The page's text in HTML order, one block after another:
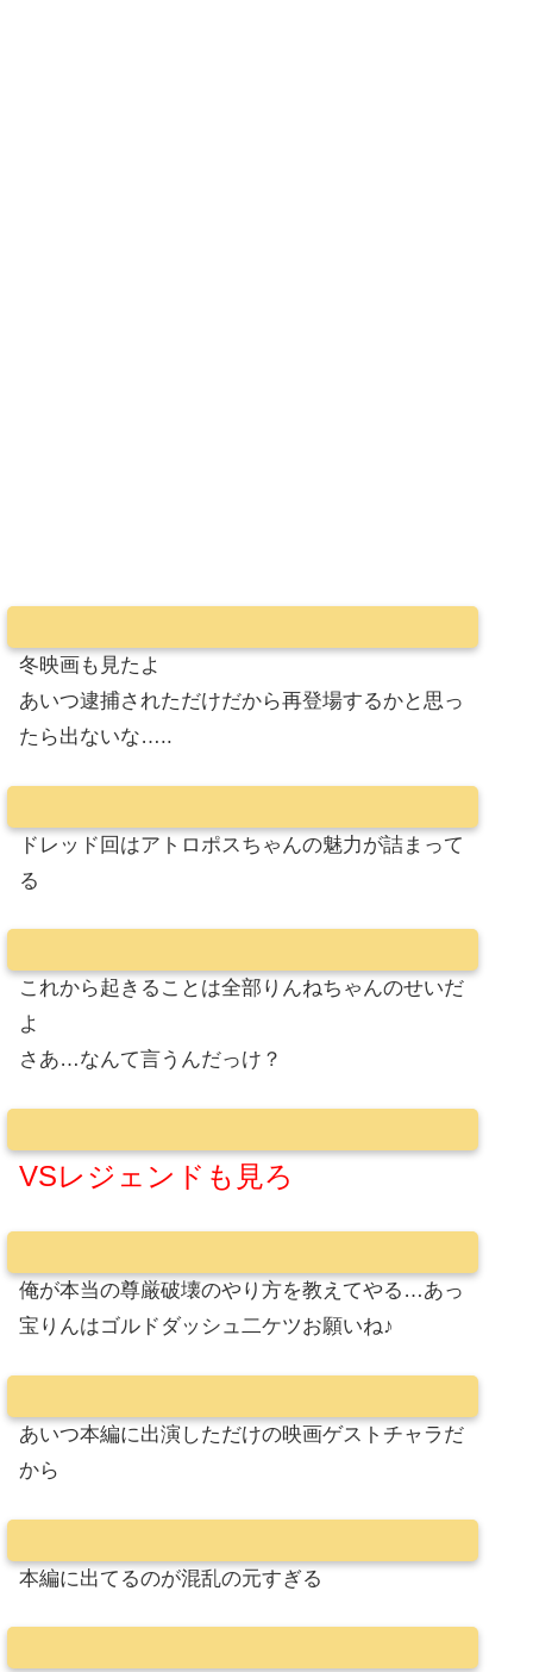
冬映画も見たよ
あいつ逮捕されただけだから再登場するかと思っ
たら出ないな…..
ドレッド回はアトロポスちゃんの魅力が詰まって
る
これから起きることは全部りんねちゃんのせいだ
よ
さあ…なんて言うんだっけ？
VSレジェンドも見ろ
俺が本当の尊厳破壊のやり方を教えてやる…あっ
宝りんはゴルドダッシュ二ケツお願いね♪
あいつ本編に出演しただけの映画ゲストチャラだ
から
本編に出てるのが混乱の元すぎる